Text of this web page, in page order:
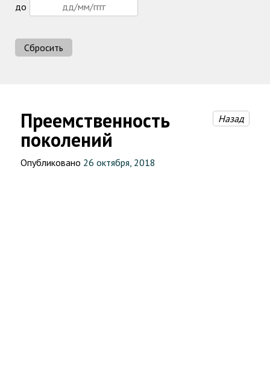
Преемственность
поколений
Назад
Опубликовано 26 октября, 2018
до
Сбросить